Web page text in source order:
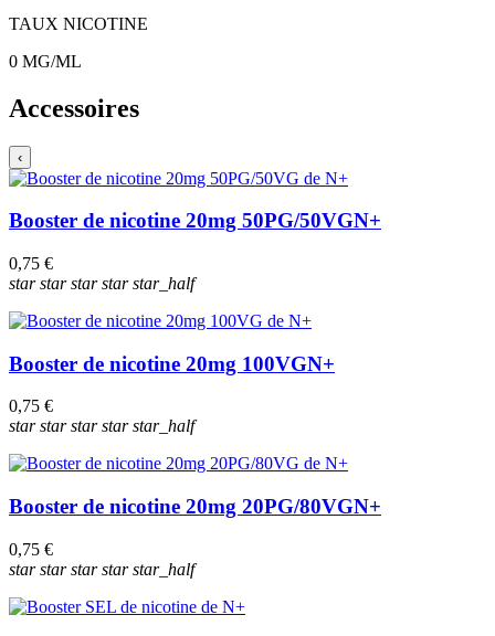
TAUX NICOTINE
0 MG/ML
Accessoires
‹
Booster de nicotine 20mg 50PG/50VGN+
0,75 €
starstarstarstarstar_half
Booster de nicotine 20mg 100VGN+
0,75 €
starstarstarstarstar_half
Booster de nicotine 20mg 20PG/80VGN+
0,75 €
starstarstarstarstar_half